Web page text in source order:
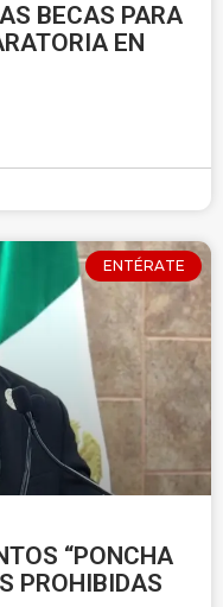
BECAS PARA
EN
ENTÉRATE
“PONCHA
PROHIBIDAS